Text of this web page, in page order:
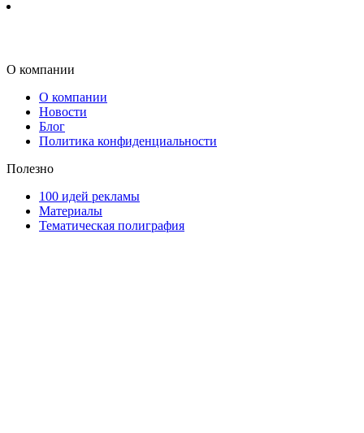
О компании
О компании
Новости
Блог
Политика конфиденциальности
Полезно
100 идей рекламы
Материалы
Тематическая полиграфия